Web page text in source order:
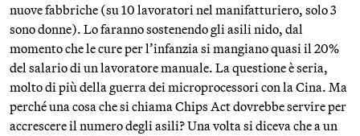
nuove fabbriche (su 10 lavoratori nel manifatturiero, solo 3
sono donne). Lo faranno sostenendo gli asili nido, dal
momento che le cure per l’infanzia si mangiano quasi il 20%
del salario di un lavoratore manuale. La questione è seria,
molto di più della guerra dei microprocessori con la Cina. Ma
perché una cosa che si chiama Chips Act dovrebbe servire per
accrescere il numero degli asili? Una volta si diceva che a un